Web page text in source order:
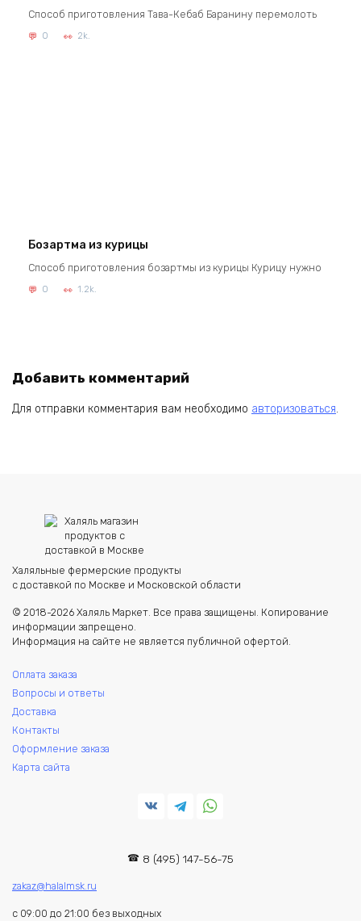
Способ приготовления Тава-Кебаб Баранину перемолоть
0 2k.
Бозартма из курицы
Способ приготовления бозартмы из курицы Курицу нужно
0 1.2k.
Добавить комментарий
Для отправки комментария вам необходимо авторизоваться.
Халяльные фермерские продукты
с доставкой по Москве и Московской области
© 2018-2026 Халяль Маркет. Все права защищены. Копирование
информации запрещено.
Информация на сайте не является публичной офертой.
Оплата заказа
Вопросы и ответы
Доставка
Контакты
Оформление заказа
Карта сайта
8 (495) 147-56-75
zakaz@halalmsk.ru
с 09:00 до 21:00 без выходных